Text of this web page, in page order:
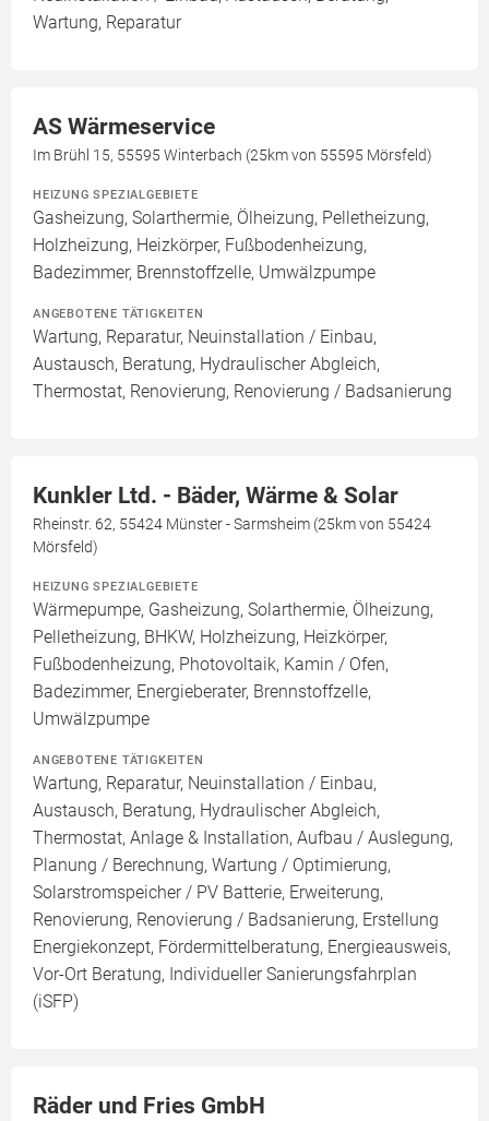
Wartung, Reparatur
AS Wärmeservice
Im Brühl 15, 55595 Winterbach (25km von 55595 Mörsfeld)
HEIZUNG SPEZIALGEBIETE
Gasheizung, Solarthermie, Ölheizung, Pelletheizung,
Holzheizung, Heizkörper, Fußbodenheizung,
Badezimmer, Brennstoffzelle, Umwälzpumpe
ANGEBOTENE TÄTIGKEITEN
Wartung, Reparatur, Neuinstallation / Einbau,
Austausch, Beratung, Hydraulischer Abgleich,
Thermostat, Renovierung, Renovierung / Badsanierung
Kunkler Ltd. - Bäder, Wärme & Solar
Rheinstr. 62, 55424 Münster - Sarmsheim (25km von 55424
Mörsfeld)
HEIZUNG SPEZIALGEBIETE
Wärmepumpe, Gasheizung, Solarthermie, Ölheizung,
Pelletheizung, BHKW, Holzheizung, Heizkörper,
Fußbodenheizung, Photovoltaik, Kamin / Ofen,
Badezimmer, Energieberater, Brennstoffzelle,
Umwälzpumpe
ANGEBOTENE TÄTIGKEITEN
Wartung, Reparatur, Neuinstallation / Einbau,
Austausch, Beratung, Hydraulischer Abgleich,
Thermostat, Anlage & Installation, Aufbau / Auslegung,
Planung / Berechnung, Wartung / Optimierung,
Solarstromspeicher / PV Batterie, Erweiterung,
Renovierung, Renovierung / Badsanierung, Erstellung
Energiekonzept, Fördermittelberatung, Energieausweis,
Vor-Ort Beratung, Individueller Sanierungsfahrplan
(iSFP)
Räder und Fries GmbH